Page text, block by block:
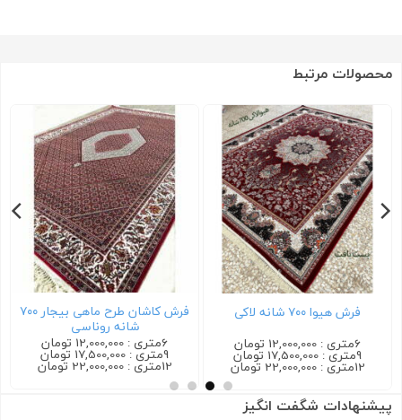
محصولات مرتبط
فرش ترمه ۷۰۰ شانه سرمه ای
6متری : 12,000,000 تومان
9متری : 17,500,000 تومان
12متری : 22,000,000 تومان
فرش کاشان گیلدا ۷۰۰ شانه کرم
6متری : 12,000,000 تومان
9متری : 17,500,000 تومان
12متری : 22,000,000 تومان
پیشنهادات شگفت انگیز